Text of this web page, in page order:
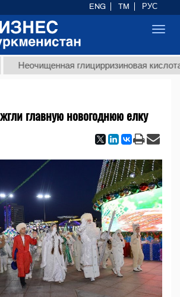
глицирризиновая кислота
главную новогоднюю елку
ENG TM РУС